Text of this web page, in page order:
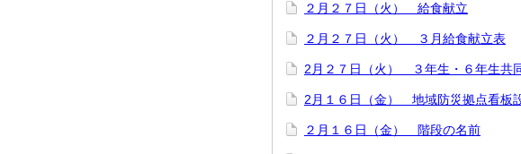
２月２７日（火） 給食献立
２月２７日（火） ３月給食献立表
2月２７日（火） ３年生・６年生共
2月１６日（金） 地域防災拠点看板
２月１６日（金） 階段の名前